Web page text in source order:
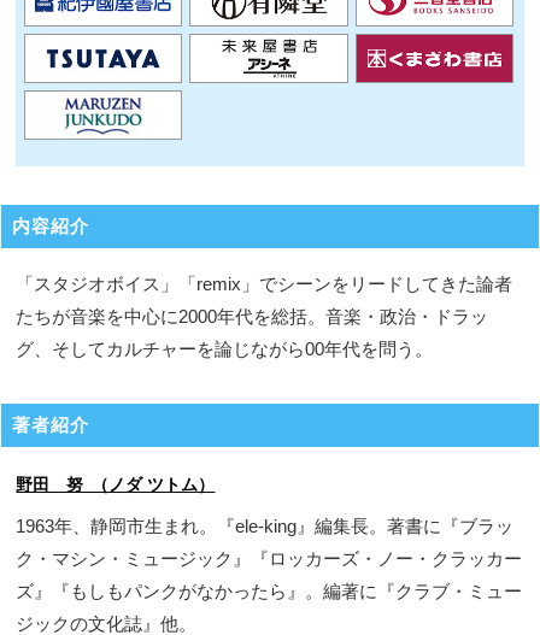
内容紹介
「スタジオボイス」「remix」でシーンをリードしてきた論者
たちが音楽を中心に2000年代を総括。音楽・政治・ドラッ
グ、そしてカルチャーを論じながら00年代を問う。
著者紹介
野田 努 （ノダ ツトム）
1963年、静岡市生まれ。『ele-king』編集長。著書に『ブラッ
ク・マシン・ミュージック』『ロッカーズ・ノー・クラッカー
ズ』『もしもパンクがなかったら』。編著に『クラブ・ミュー
ジックの文化誌』他。